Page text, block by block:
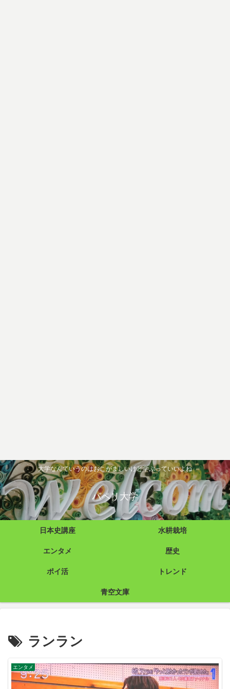
大学なんていうのはおこがましいけど学ぶっていいよね
パペリ大学
日本史講座 水耕栽培
エンタメ 歴史
ポイ活 トレンド
青空文庫
ランラン
エンタメ